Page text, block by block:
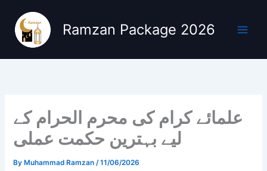
content
Ramzan Package 2026
علمائے کرام کی محرم الحرام کے
لیے بہترین حکمت عملی
By Muhammad Ramzan/11/06/2026